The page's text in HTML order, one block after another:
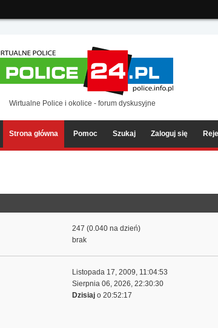
Wirtualne Police i okolice - forum dyskusyjne
Strona główna Pomoc Szukaj Zaloguj się
247 (0.040 na dzień)
brak
Listopada 17, 2009, 11:04:53
Sierpnia 06, 2026, 22:30:30
Dzisiaj o 20:52:17